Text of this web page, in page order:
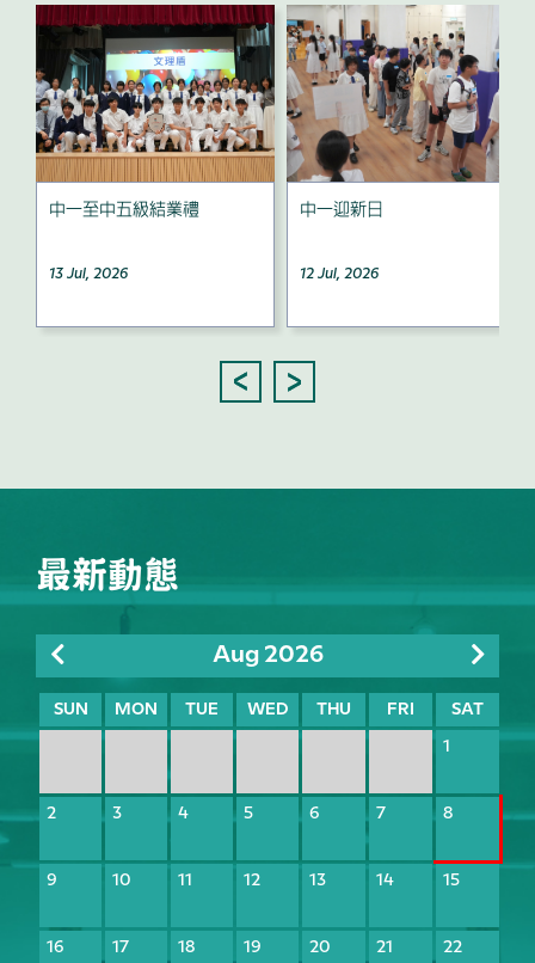
中一至中五級結業禮
13 Jul, 2026
中一迎新日
12 Jul, 2026
最新動態
Aug 2026
SUN MON TUE WED THU FRI SAT
1
2 3 4 5 6 7 8
9 10 11 12 13 14 15
16 17 18 19 20 21 22